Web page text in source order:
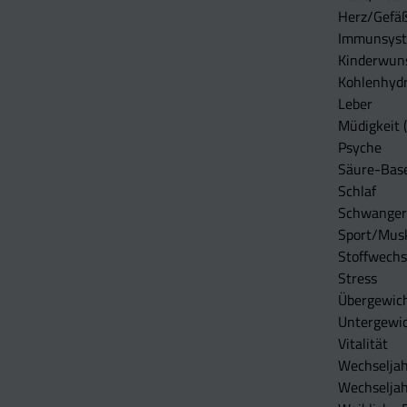
Herz/
Leber
Müdigkeit
Psyche
Säure-
Schlaf
Sport/
Stress
Vitalität